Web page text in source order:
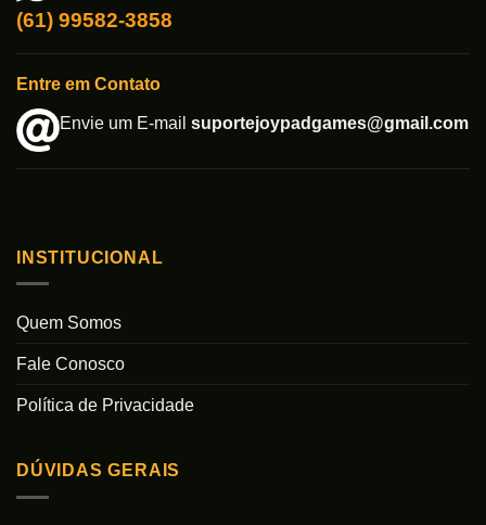
(61) 99582-3858
Entre em Contato
Envie um E-mail suportejoypadgames@gmail.com
INSTITUCIONAL
Quem Somos
Fale Conosco
Política de Privacidade
DÚVIDAS GERAIS